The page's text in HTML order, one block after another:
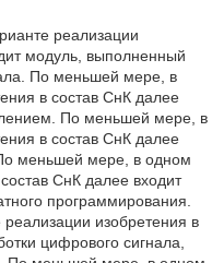
реализации
модуль, выполненный
По меньшей мере, в
в состав СнК далее
По меньшей мере, в
в состав СнК далее
меньшей мере, в одном
СнК далее входит
программирования.
изобретения в
цифрового сигнала,